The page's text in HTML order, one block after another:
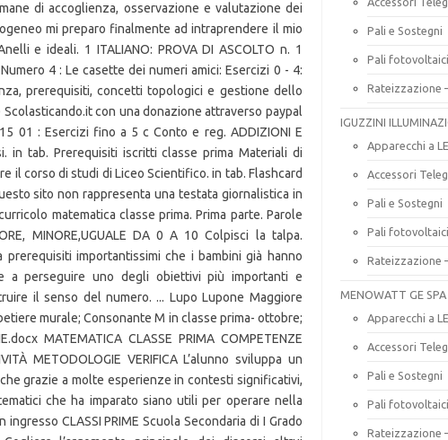
Pali e Sostegni
Pali fotovoltaici
Rateizzazione
IGUZZINI
Apparecchi a
Accessori
Pali e Sostegni
Pali fotovoltaici
Rateizzazione
MENOWATT GE SPA
Apparecchi a
Accessori
Pali e Sostegni
Pali fotovoltaici
Rateizzazione